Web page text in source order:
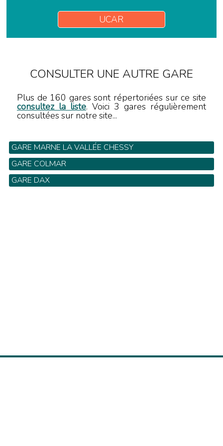
UCAR
CONSULTER UNE AUTRE GARE
Plus de 160 gares sont répertoriées sur ce site
consultez la liste. Voici 3 gares régulièrement
consultées sur notre site...
GARE MARNE LA VALLÉE CHESSY
GARE COLMAR
GARE DAX